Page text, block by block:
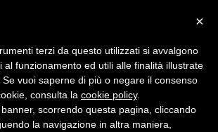
×
terzi da questo utilizzati si avvalgono
al funzionamento ed utili alle finalità illustrate
Se vuoi saperne di più o negare il consenso
consulta la cookie policy.
scorrendo questa pagina, cliccando
la navigazione in altra maniera,